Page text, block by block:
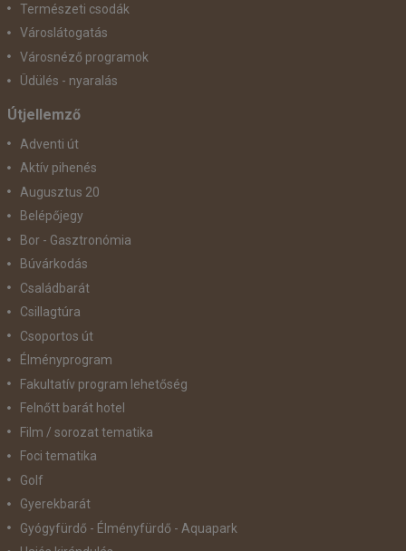
Természeti csodák
Városlátogatás
Városnéző programok
Üdülés - nyaralás
Útjellemző
Adventi út
Aktív pihenés
Augusztus 20
Belépőjegy
Bor - Gasztronómia
Búvárkodás
Családbarát
Csillagtúra
Csoportos út
Élményprogram
Fakultatív program lehetőség
Felnőtt barát hotel
Film / sorozat tematika
Foci tematika
Golf
Gyerekbarát
Gyógyfürdő - Élményfürdő - Aquapark